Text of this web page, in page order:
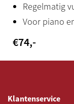
Regelmatig
Voor piano
€74,-
Klantenservice